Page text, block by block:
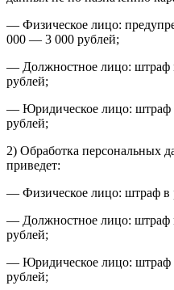
— Физическое лицо:
000 — 3 000 рублей;
— Должностное лицо: штраф
рублей;
— Юридическое лицо: штраф
рублей;
2) Обработка персональных
приведет:
— Физическое лицо: штраф в
— Должностное лицо: штраф
рублей;
— Юридическое лицо: штраф
рублей;